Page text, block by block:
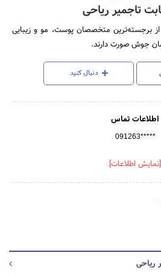
تاجمیر ریاحی
از برجسته‌ترین متخصصان پوست، مو و زیبایی
جوش صورت دارند.
دنبال کنید
اطلاعات تماس
091263*****
[نمایش اطلاعات]
ریاحی